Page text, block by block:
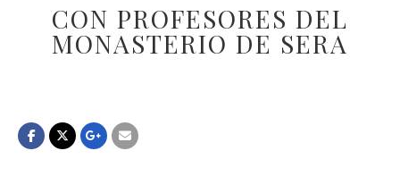
CON PROFESORES DEL
MONASTERIO DE SERA